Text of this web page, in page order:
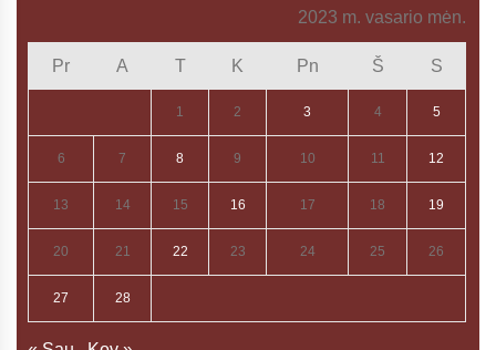
2023 m. vasario mėn.
Pr A T K Pn Š S
1 2 3 4 5
6 7 8 9 10 11 12
13 14 15 16 17 18 19
20 21 22 23 24 25 26
27 28